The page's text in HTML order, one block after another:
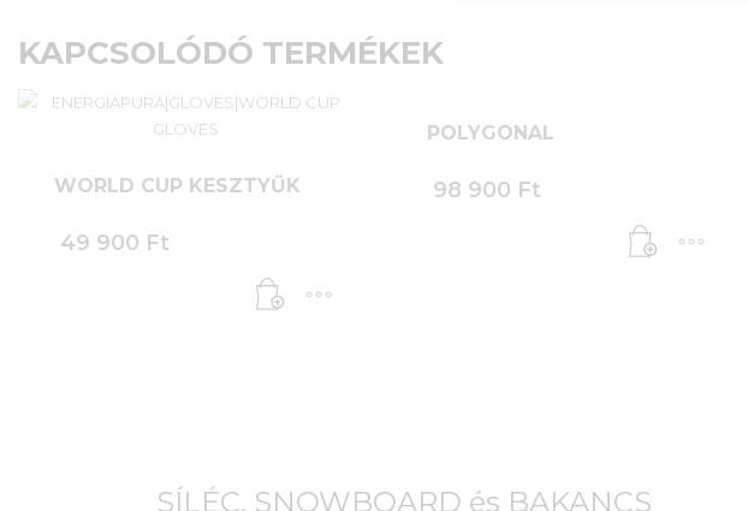
KAPCSOLÓDÓ TERMÉKEK
WORLD CUP KESZTYŰK
49 900 Ft
POLYGONAL
98 900 Ft
SÍLÉC, SNOWBOARD és BAKANCS